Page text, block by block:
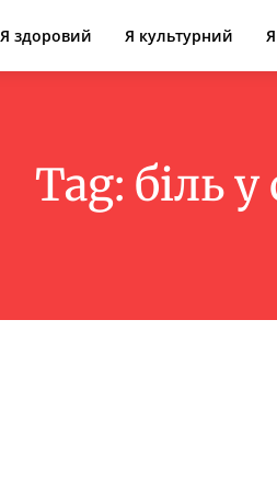
Я здоровий Я культурний
Tag: біль